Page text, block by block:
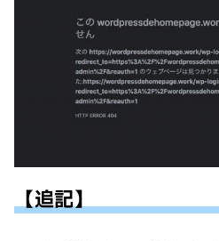
【追記】